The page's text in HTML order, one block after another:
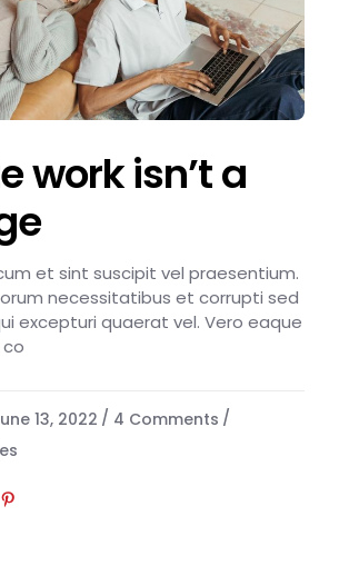
work isn’t a
et sint suscipit vel praesentium.
necessitatibus et corrupti sed
excepturi quaerat vel. Vero eaque
13, 2022
4 Comments